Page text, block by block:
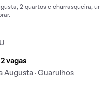
2 quartos e churrasqueira,
2 vagas
Augusta · Guarulhos